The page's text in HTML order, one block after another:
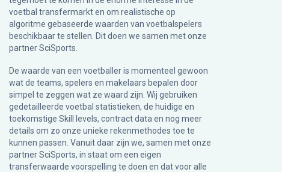
voetbal transfermarkt en om realistische op
algoritme gebaseerde waarden van voetbalspelers
beschikbaar te stellen. Dit doen we samen met onze
partnerSciSports
De waarde van een voetballer is momenteel gewoon
wat de teams, spelers en makelaars bepalen door
simpel te zeggen wat ze waard zijn. Wij gebruiken
gedetailleerde voetbal statistieken, de huidige en
toekomstige Skill levels, contract data en nog meer
details om zo onze unieke rekenmethodes toe te
kunnen passen. Vanuit daar zijn we, samen met onze
partner SciSports, in staat om een eigen
transferwaarde voorspelling te doen en dat voor alle